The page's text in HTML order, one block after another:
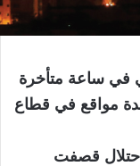
في ساعة متأخرة
عدة مواقع في قطاع
قصفت